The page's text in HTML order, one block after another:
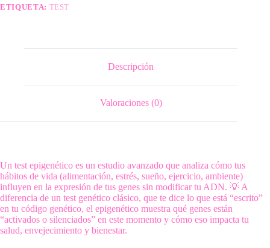
ETIQUETA: TEST
Descripción
Valoraciones (0)
Un test epigenético es un estudio avanzado que analiza cómo tus
hábitos de vida (alimentación, estrés, sueño, ejercicio, ambiente)
influyen en la expresión de tus genes sin modificar tu ADN. 💡 A
diferencia de un test genético clásico, que te dice lo que está “escrito”
en tu código genético, el epigenético muestra qué genes están
“activados o silenciados” en este momento y cómo eso impacta tu
salud, envejecimiento y bienestar.